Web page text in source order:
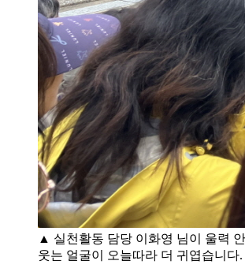
▲ 실천활동 담당 이화영 님이 울력
웃는 얼굴이 오늘따라 더 귀엽습니다.